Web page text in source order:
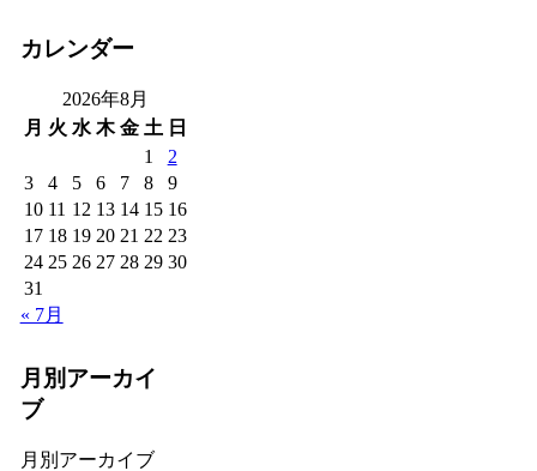
カレンダー
2026年8月
月 火 水 木 金 土 日
1
2
3
4 5 6 7 8
9
10 11 12 13 14 15 16
17 18 19 20 21 22 23
24 25 26 27 28 29 30
31
« 7月
月別アーカイ
ブ
月別アーカイブ